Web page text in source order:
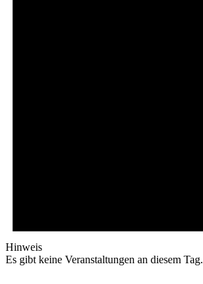
Hinweis
Es gibt keine Veranstaltungen an diesem Tag.